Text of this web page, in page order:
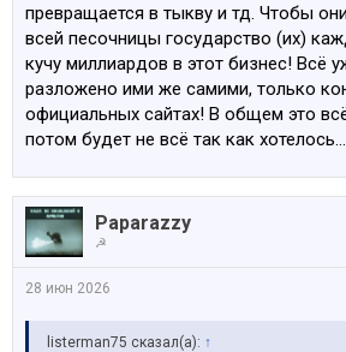
превращается в тыкву и тд. Чтобы
всей песочницы государство (их)
кучу миллиардов в этот бизнес! Всё
разложено ими же самими, только
официальных сайтах! В общем это
потом будет не всё так как
Paparazzy
☭
28 июн 2026
listerman75 сказал(а): ↑